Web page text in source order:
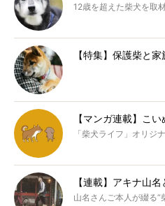
12歳を超えた柴犬を取
【特集】保護柴と
【マンガ連載】こ
「柴犬ライフ」オリジ
【連載】アキナ山
山名さんご本人が綴る“